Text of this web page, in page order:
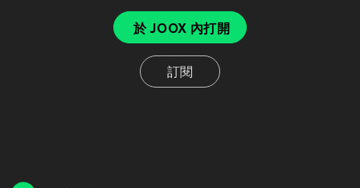
於 JOOX 內打開
訂閱